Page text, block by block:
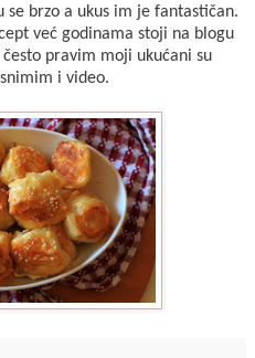
se brzo a ukus im je fantastičan.
već godinama stoji na blogu
pravim moji ukućani su
i video.